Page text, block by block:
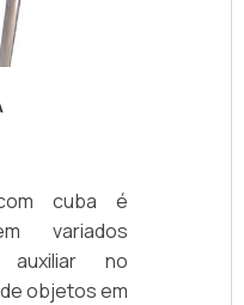
cuba é
variados
no
objetos em